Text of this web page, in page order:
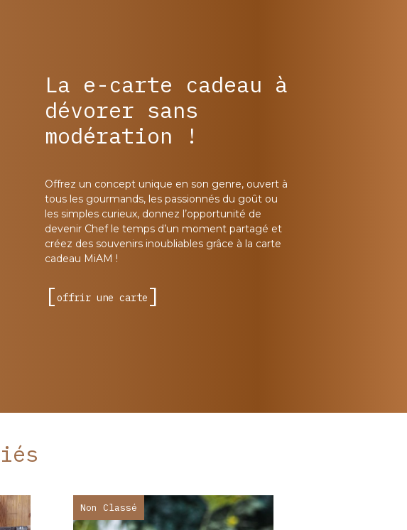
La e-carte cadeau à
dévorer sans
modération !
Offrez un concept unique en son genre, ouvert à
tous les gourmands, les passionnés du goût ou
les simples curieux, donnez l’opportunité de
devenir Chef le temps d’un moment partagé et
créez des souvenirs inoubliables grâce à la carte
cadeau MiAM !
offrir une carte
Non Classé